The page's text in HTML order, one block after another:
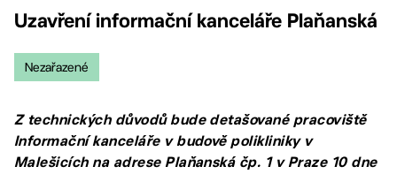
Uzavření informační kanceláře Plaňanská
Nezařazené
Z technických důvodů bude detašované pracoviště
Informační kanceláře v budově polikliniky v
Malešicích na adrese Plaňanská čp. 1 v Praze 10 dne